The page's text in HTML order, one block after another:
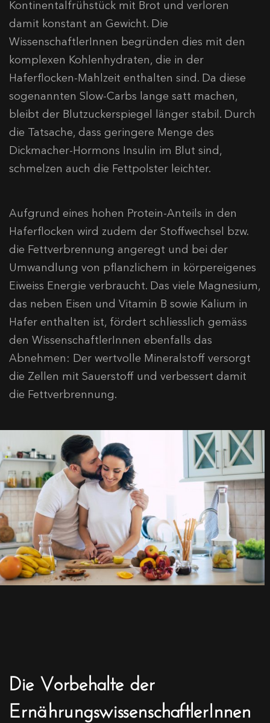
Kontinentalfrühstück mit Brot und verloren
damit konstant an Gewicht. Die
WissenschaftlerInnen begründen dies mit den
komplexen Kohlenhydraten, die in der
Haferflocken-Mahlzeit enthalten sind. Da diese
sogenannten Slow-Carbs lange satt machen,
bleibt der Blutzuckerspiegel länger stabil. Durch
die Tatsache, dass geringere Menge des
Dickmacher-Hormons Insulin im Blut sind,
schmelzen auch die Fettpolster leichter.
Aufgrund eines hohen Protein-Anteils in den
Haferflocken wird zudem der Stoffwechsel bzw.
die Fettverbrennung angeregt und bei der
Umwandlung von pflanzlichem in körpereigenes
Eiweiss Energie verbraucht. Das viele Magnesium,
das neben Eisen und Vitamin B sowie Kalium in
Hafer enthalten ist, fördert schliesslich gemäss
den WissenschaftlerInnen ebenfalls das
Abnehmen: Der wertvolle Mineralstoff versorgt
die Zellen mit Sauerstoff und verbessert damit
die Fettverbrennung.
Die Vorbehalte der
ErnährungswissenschaftlerInnen